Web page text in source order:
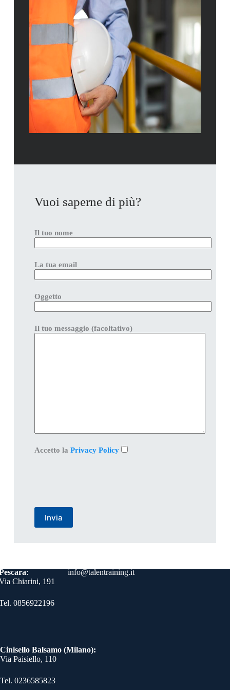
Vuoi saperne di più?
Il tuo nome
La tua email
Oggetto
Il tuo messaggio (facoltativo)
Accetto la Privacy Policy
info@talentraining.it
:
Chiarini, 191
0856922196
Cinisello Balsamo (Milano):
Via Paisiello, 110
Tel. 0236585823​